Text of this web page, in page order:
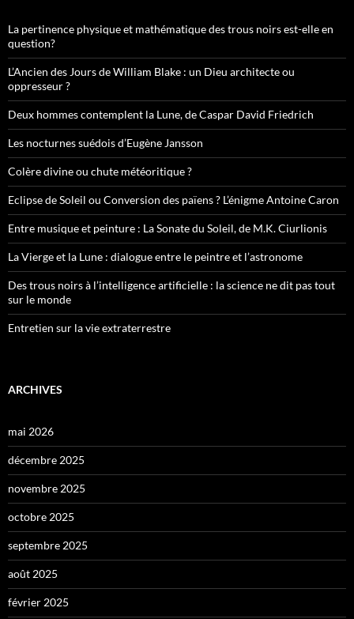
La pertinence physique et mathématique des trous noirs est-elle en
question?
L’Ancien des Jours de William Blake : un Dieu architecte ou
oppresseur ?
Deux hommes contemplent la Lune, de Caspar David Friedrich
Les nocturnes suédois d’Eugène Jansson
Colère divine ou chute météoritique ?
Eclipse de Soleil ou Conversion des païens ? L’énigme Antoine Caron
Entre musique et peinture : La Sonate du Soleil, de M.K. Ciurlionis
La Vierge et la Lune : dialogue entre le peintre et l’astronome
Des trous noirs à l’intelligence artificielle : la science ne dit pas tout
sur le monde
Entretien sur la vie extraterrestre
ARCHIVES
mai 2026
décembre 2025
novembre 2025
octobre 2025
septembre 2025
août 2025
février 2025